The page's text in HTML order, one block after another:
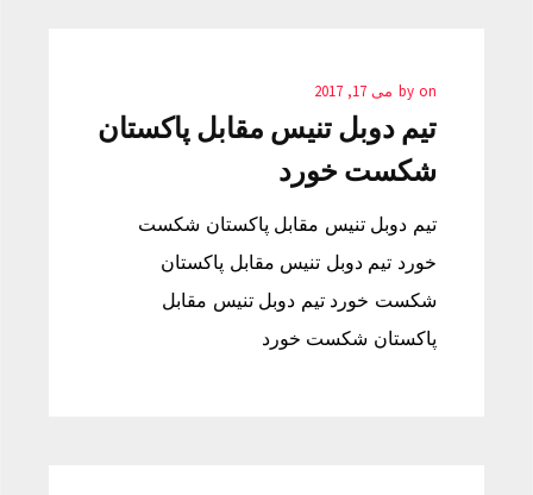
by on می 17, 2017
تیم دوبل تنیس مقابل پاکستان
شکست خورد
تیم دوبل تنیس مقابل پاکستان شکست
خورد تیم دوبل تنیس مقابل پاکستان
شکست خورد تیم دوبل تنیس مقابل
پاکستان شکست خورد